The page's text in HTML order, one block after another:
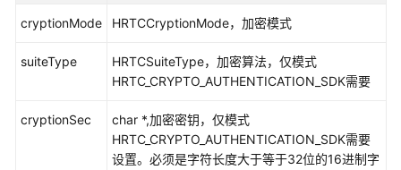
cryptionMode HRTCCryptionMode，加密模式
suiteType
HRTCSuiteType，加密算法，仅模式
HRTC_CRYPTO_AUTHENTICATION_SDK需要
cryptionSec
char *,加密密钥，仅模式
HRTC_CRYPTO_AUTHENTICATION_SDK需要
设置。必须是字符长度大于等于32位的16进制字